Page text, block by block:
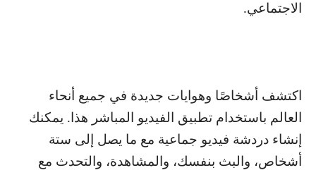
الاجتماعي.
اكتشف أشخاصًا وهوايات جديدة في جميع أنحاء
العالم باستخدام تطبيق الفيديو المباشر هذا. يمكنك
إنشاء دردشة فيديو جماعية مع ما يصل إلى ستة
أشخاص، والبث بنفسك، والمشاهدة، والتحدث مع